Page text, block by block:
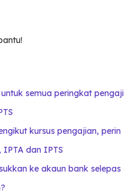
semua peringkat pengaji
kursus pengajian, perin
dan IPTS
ke akaun bank selepas